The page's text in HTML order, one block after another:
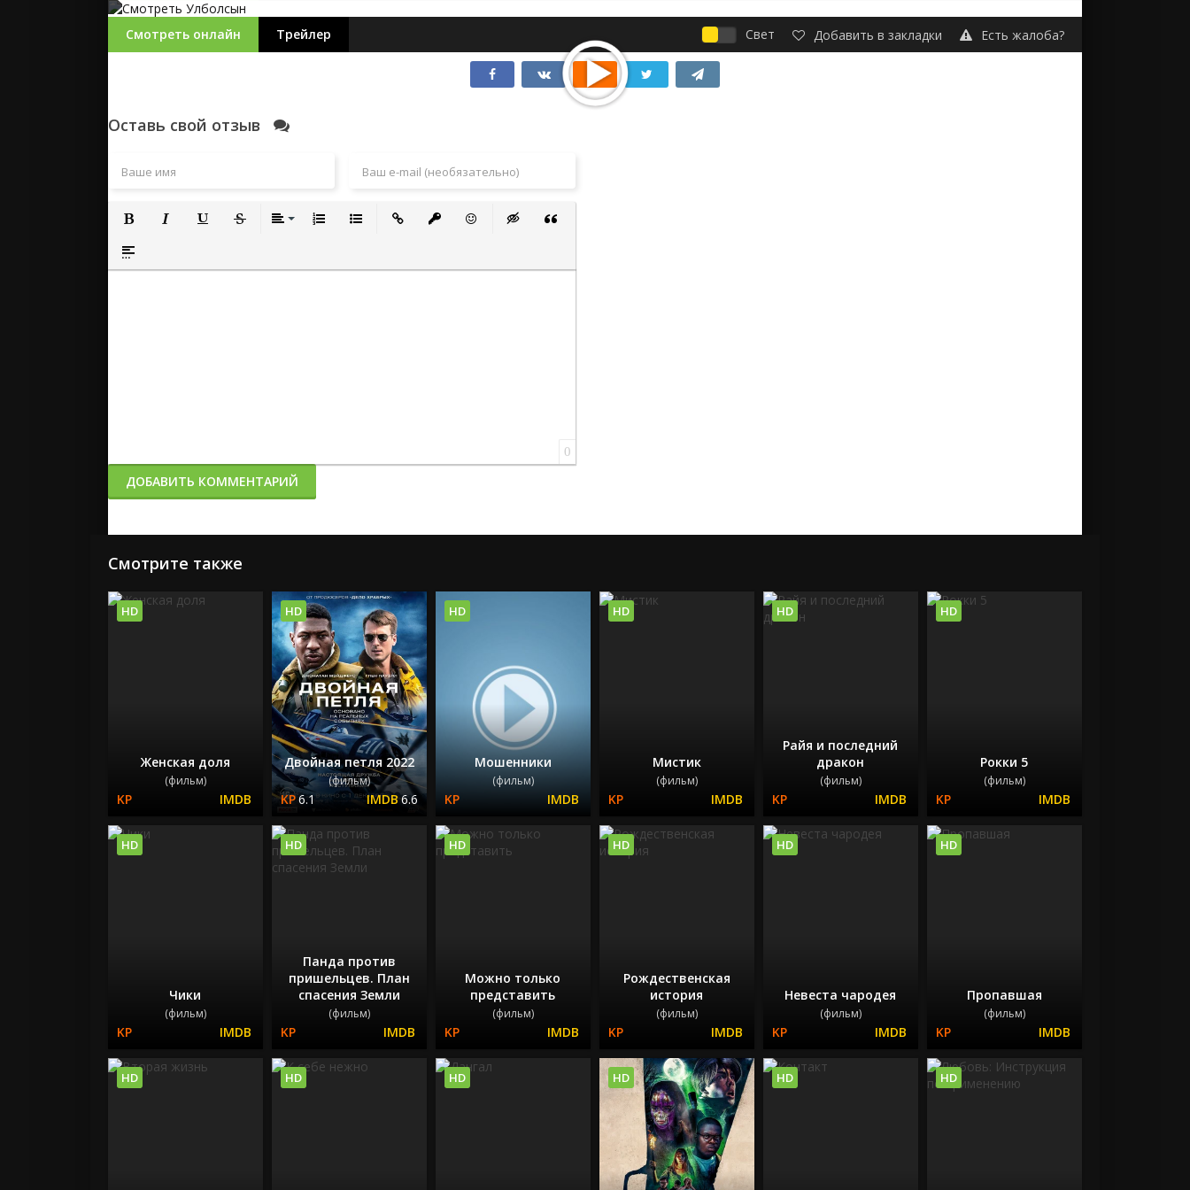
Смотреть онлайн Трейлер Свет Добавить в закладки Есть жалоба?
Оставь свой отзыв
Полужирный
Вставка спойлера
0
ДОБАВИТЬ КОММЕНТАРИЙ
Смотрите также
Женская доля
(фильм)
HD
Двойная петля 2022
(фильм)
6.1 6.6
HD
Мошенники
(фильм)
HD
Мистик
(фильм)
HD
Райя и последний
дракон
(фильм)
HD
Рокки 5
(фильм)
HD
Чики
(фильм)
HD
Панда против
пришельцев. План
спасения Земли
(фильм)
HD
Можно только
представить
(фильм)
HD
Рождественская
история
(фильм)
HD
Невеста чародея
(фильм)
HD
Пропавшая
(фильм)
HD
HD HD HD HD HD HD